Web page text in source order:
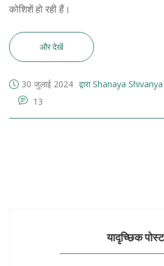
कोशिशें हो रही हैं।
और देखें
30 जुलाई 2024 द्वारा Shanaya Shivanya
13
यादृच्छिक पोस्ट